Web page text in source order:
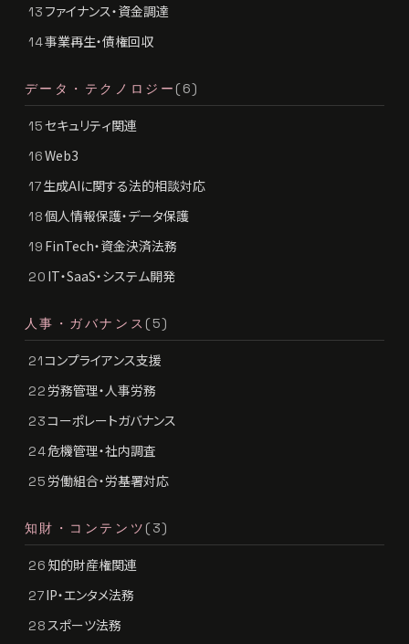
13 ファイナンス・資金調達
14事業再生・債権回収
データ・テクノロジー (6)
15セキュリティ関連
16Web3
17生成AIに関する法的相談対応
18個人情報保護・データ保護
19 FinTech・資金決済法務
20 IT・SaaS・システム開発
人事・ガバナンス (5)
21コンプライアンス支援
22 労務管理・人事労務
23コーポレートガバナンス
24危機管理・社内調査
25 労働組合・労基署対応
知財・コンテンツ (3)
26 知的財産権関連
27IP・エンタメ法務
28 スポーツ法務